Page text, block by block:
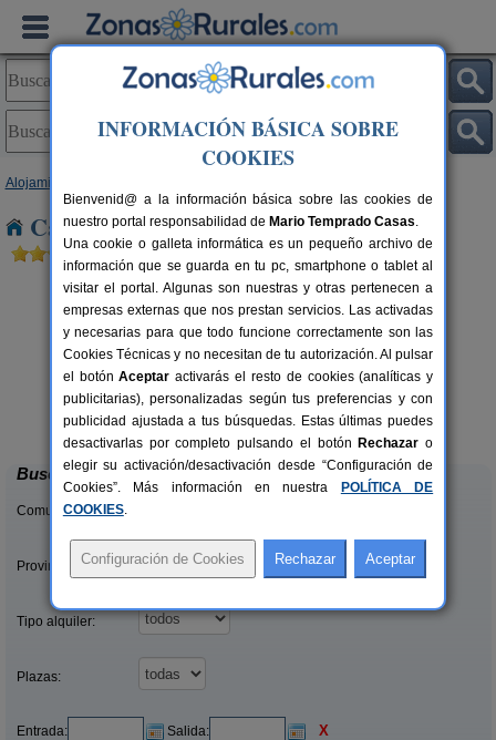
Alojamientos
Casas Rurales cerca de Raval de Crist
2-7+2 pers.
desde69 €
Ca Calbet
Margalef (Tarragona)
Buscar
Comunidades:
Provincias/Islas:
Tipo alquiler:
Plazas:
Entrada: Salida: X
INFORMACIÓN BÁSICA SOBRE
COOKIES
Bienvenid@ a la información básica sobre las cookies de
nuestro portal responsabilidad de Mario Temprado Casas.
Una cookie o galleta informática es un pequeño archivo de
información que se guarda en tu pc, smartphone o tablet al
visitar el portal. Algunas son nuestras y otras pertenecen a
empresas externas que nos prestan servicios. Las activadas
y necesarias para que todo funcione correctamente son las
Cookies Técnicas y no necesitan de tu autorización. Al pulsar
el botónAceptar activarás el resto de cookies (analíticas y
publicitarias), personalizadas según tus preferencias y con
publicidad ajustada a tus búsquedas. Estas últimas puedes
desactivarlas por completo pulsando el botón Rechazar o
elegir su activación/desactivación desde “Configuración de
Cookies”. Más información en nuestra
POLÍTICA DE
COOKIES.